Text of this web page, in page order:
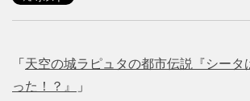
「 天空の城ラピュタの都市伝説『シータ
った！？』
」